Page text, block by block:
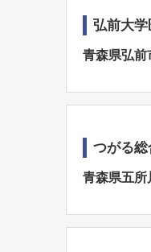
弘前大
青森県弘前
つがる
青森県五所